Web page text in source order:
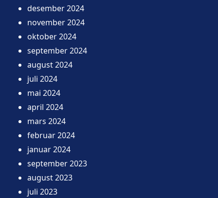
desember 2024
november 2024
oktober 2024
september 2024
august 2024
juli 2024
mai 2024
april 2024
mars 2024
februar 2024
januar 2024
september 2023
august 2023
juli 2023